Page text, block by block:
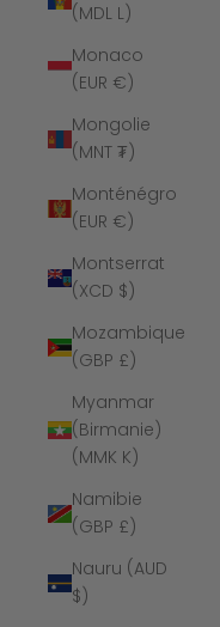
(MDL L)
Monaco
(EUR €)
Mongolie
(MNT ₮)
Monténégro
(EUR €)
Montserrat
(XCD $)
Mozambique
(GBP £)
Myanmar
(Birmanie)
(MMK K)
Namibie
(GBP £)
Nauru (AUD
$)